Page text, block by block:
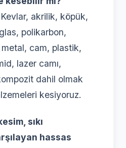
akrilik, köpük,
polikarbon,
cam, plastik,
lazer camı,
dahil olmak
kesiyoruz.
sıkı
hassas